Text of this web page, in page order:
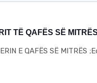
TË QAFËS SË
E QAFËS SË MITRËS